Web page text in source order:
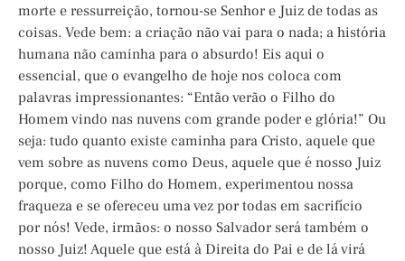
morte e ressurreição, tornou-se Senhor e Juiz de todas as
coisas. Vede bem: a criação não vai para o nada; a história
humana não caminha para o absurdo! Eis aqui o
essencial, que o evangelho de hoje nos coloca com
palavras impressionantes: “Então verão o Filho do
Homem vindo nas nuvens com grande poder e glória!” Ou
seja: tudo quanto existe caminha para Cristo, aquele que
vem sobre as nuvens como Deus, aquele que é nosso Juiz
porque, como Filho do Homem, experimentou nossa
fraqueza e se ofereceu uma vez por todas em sacrifício
por nós! Vede, irmãos: o nosso Salvador será também o
nosso Juiz! Aquele que está à Direita do Pai e de lá virá